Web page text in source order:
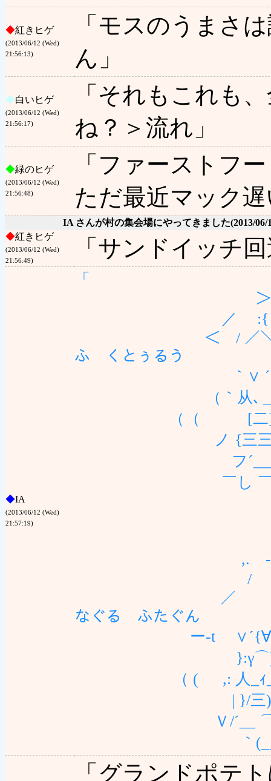
◆紅きヒゲ
(2013/06/12 (Wed)
21:56:13)
「モスのうまさ
ん」
◆白いヒゲ
(2013/06/12 (Wed)
21:56:17)
「それもこれも
ね？＞流れ」
◆緑のヒゲ
(2013/06/12 (Wed)
21:56:48)
「ファーストフ
ただ最近マック
IA さんが村の集会場にやってきました(2013/06/
◆紅きヒゲ
(2013/06/12 (Wed)
21:56:49)
「サンドイッチ
◆IA
(2013/06/12 (Wed)
21:57:19)
「 (
＞--)ﾉ-
／ :{
＜ / ／＼ ﾊ ＼
ふ くとぅるう
｀∨ ´ ∀}
（｀从､＿
（（ [二]三三[
ノ {三三∠{三
フ´___ __`
￣し ￣￣丶
,. -)ﾉ--
/ }
／ ﾊ ／＼ ヽ
なぐる ふたぐん
ー‐t ∨´{∀
}:γ⌒)__＿
（ ( ,: 人_ｨ_]
| }/三)＼三三
Ｖ/´__ ⌒
｀(_／￣￣
「グランドポテ